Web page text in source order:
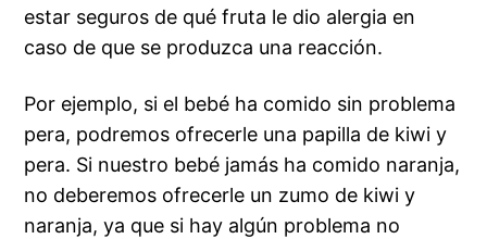
estar seguros de qué fruta le dio alergia en
caso de que se produzca una reacción.
Por ejemplo, si el bebé ha comido sin problema
pera, podremos ofrecerle una papilla de kiwi y
pera. Si nuestro bebé jamás ha comido naranja,
no deberemos ofrecerle un zumo de kiwi y
naranja, ya que si hay algún problema no